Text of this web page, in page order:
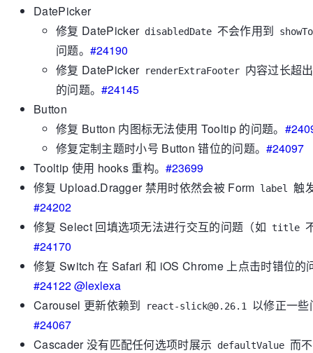
DatePicker
修复 DatePicker disabledDate 不会作用到
问题。 #24190
修复 DatePicker renderExtraFooter 内容过长超
的问题。#24145
Button
修复 Button 内图标无法使用 Tooltip 的问题。
修复定制主题时小号 Button 错位的问题。#24097
Tooltip 使用 hooks 重构。#23699
修复 Upload.Dragger 禁用时依然会被 Form label
触
#24202
修复 Select 回填选项无法进行交互的问题（如 title
#24170
修复 Switch 在 Safari 和 iOS Chrome 上点击时错位的
#24122@lexlexa
Carousel 更新依赖到
react-slick@0.26.1
以修正一些
#24067
Cascader 没有匹配任何选项时展示
defaultValue 而